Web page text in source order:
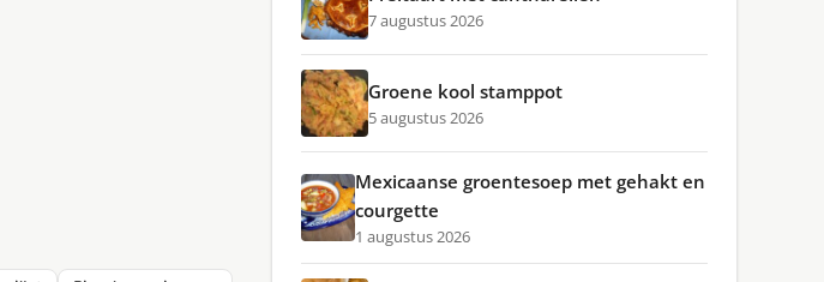
7 augustus 2026
Groene kool stamppot
5 augustus 2026
Mexicaanse groentesoep met gehakt en
courgette
1 augustus 2026